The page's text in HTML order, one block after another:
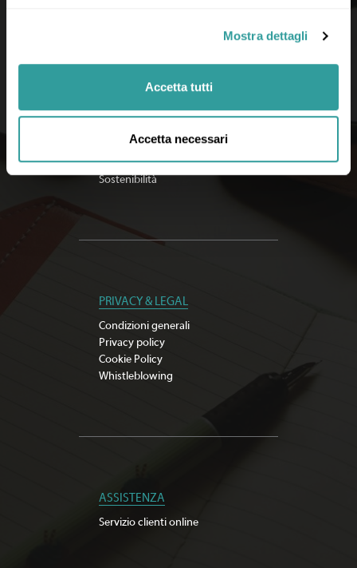
Mostra dettagli
Accetta tutti
Accetta necessari
Cerca agenzia
Iscriviti alla newsletter
Sostenibilità
PRIVACY & LEGAL
Condizioni generali
Privacy policy
Cookie Policy
Whistleblowing
ASSISTENZA
Servizio clienti online